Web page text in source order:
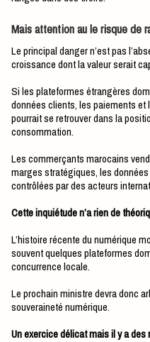
Mais attention au le risque de
Le principal danger n’est pas l’absence de croissance. Le danger est une
croissance dont la valeur serait
Si les plateformes étrangères
données clients, les paiements et
pourrait se retrouver dans la
consommation.
Les commerçants marocains
marges stratégiques, les
contrôlées par des acteurs
Cette inquiétude n’a rien de
L’histoire récente du numérique
souvent quelques plateformes
concurrence locale.
Le prochain ministre devra donc
souveraineté numérique.
Un exercice délicat mais il y a des